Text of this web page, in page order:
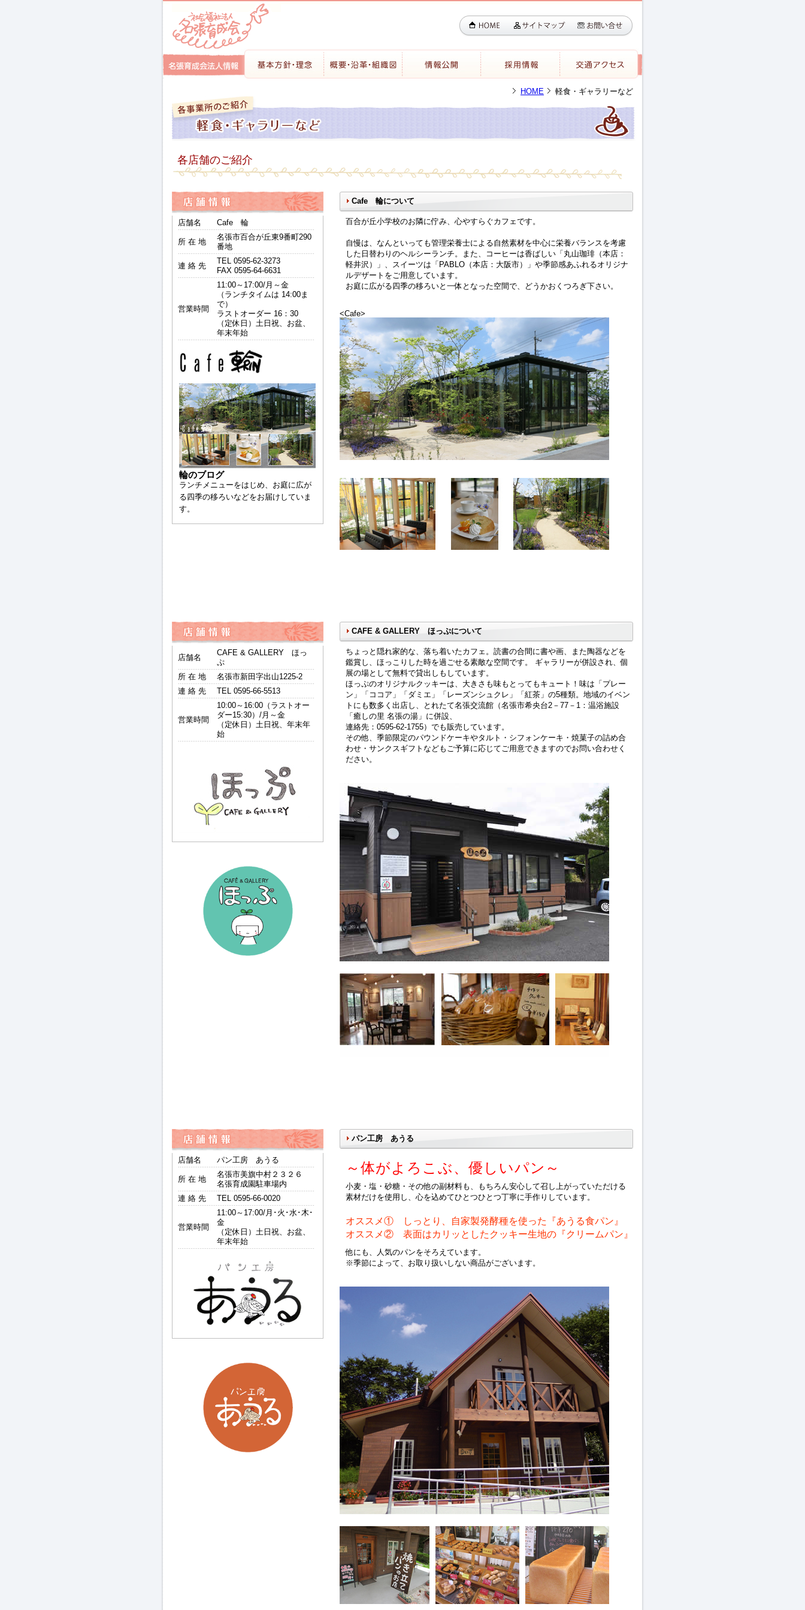
HOME 軽食・ギャラリーなど
各店舗のご紹介
店舗名 Cafe 輪
所 在 地
名張市百合が丘東9番町290
番地
連 絡 先
TEL 0595-62-3273
FAX 0595-64-6631
営業時間
11:00～17:00/月～金
（ランチタイムは 14:00ま
で）
ラストオーダー 16：30
（定休日）土日祝、お盆、
年末年始
輪のブログ
ランチメニューをはじめ、お庭に広が
る四季の移ろいなどをお届けしていま
す。
Cafe 輪について
百合が丘小学校のお隣に佇み、心やすらぐカフェです。
自慢は、なんといっても管理栄養士による自然素材を中心に栄養バランスを考慮
した日替わりのヘルシーランチ。また、コーヒーは香ばしい「丸山珈琲（本店：
軽井沢）」、スイーツは「PABLO（本店：大阪市）」や季節感あふれるオリジナ
ルデザートをご用意しています。
お庭に広がる四季の移ろいと一体となった空間で、どうかおくつろぎ下さい。
<Cafe>
店舗名
CAFE & GALLERY ほっ
ぷ
所 在 地
名張市新田字出山1225-2
連 絡 先
TEL 0595-66-5513
営業時間
10:00～16:00（ラストオー
ダー15:30）/月～金
（定休日）土日祝、年末年
始
CAFE & GALLERY ほっぷについて
ちょっと隠れ家的な、落ち着いたカフェ。読書の合間に書や画、また陶器などを
鑑賞し、ほっこりした時を過ごせる素敵な空間です。 ギャラリーが併設され、個
展の場として無料で貸出しもしています。
ほっぷのオリジナルクッキーは、大きさも味もとってもキュート！味は「プレー
ン」「ココア」「ダミエ」「レーズンシュクレ」「紅茶」の5種類。地域のイベン
トにも数多く出店し、とれたて名張交流館（名張市希央台2－77－1：温浴施設
「癒しの里 名張の湯」に併設、
連絡先：0595-62-1755）でも販売しています。
その他、季節限定のパウンドケーキやタルト・シフォンケーキ・焼菓子の詰め合
わせ・サンクスギフトなどもご予算に応じてご用意できますのでお問い合わせく
ださい。
店舗名 パン工房 あうる
所 在 地
名張市美旗中村２３２６
名張育成園駐車場内
連 絡 先
TEL 0595-66-0020
営業時間
11:00～17:00/月･火･水･木･
金
（定休日）土日祝、お盆、
年末年始
パン工房 あうる
～体がよろこぶ、優しいパン～
小麦・塩・砂糖・その他の副材料も、もちろん安心して召し上がっていただける
素材だけを使用し、心を込めてひとつひとつ丁寧に手作りしています。
オススメ① しっとり、自家製発酵種を使った『あうる食パン』
オススメ② 表面はカリッとしたクッキー生地の『クリームパン』
他にも、人気のパンをそろえています。
※季節によって、お取り扱いしない商品がございます。